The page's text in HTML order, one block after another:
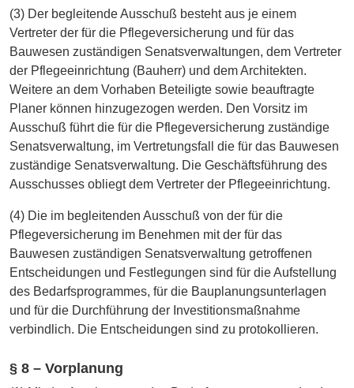
(3) Der begleitende Ausschuß besteht aus je einem
Vertreter der für die Pflegeversicherung und für das
Bauwesen zuständigen Senatsverwaltungen, dem Vertreter
der Pflegeeinrichtung (Bauherr) und dem Architekten.
Weitere an dem Vorhaben Beteiligte sowie beauftragte
Planer können hinzugezogen werden. Den Vorsitz im
Ausschuß führt die für die Pflegeversicherung zuständige
Senatsverwaltung, im Vertretungsfall die für das Bauwesen
zuständige Senatsverwaltung. Die Geschäftsführung des
Ausschusses obliegt dem Vertreter der Pflegeeinrichtung.
(4) Die im begleitenden Ausschuß von der für die
Pflegeversicherung im Benehmen mit der für das
Bauwesen zuständigen Senatsverwaltung getroffenen
Entscheidungen und Festlegungen sind für die Aufstellung
des Bedarfsprogrammes, für die Bauplanungsunterlagen
und für die Durchführung der Investitionsmaßnahme
verbindlich. Die Entscheidungen sind zu protokollieren.
§ 8 – Vorplanung